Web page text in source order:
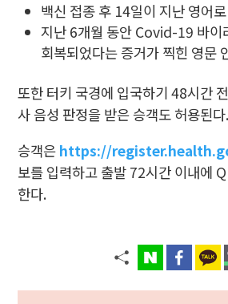
백신 접종 후 14일이 지난 영어
지난 6개월 동안 Covid-19 바이
회복되었다는 증거가 찍힌 영문
또한 터키 국경에 입국하기 48시간
사 음성 판정을 받은 승객도 허용된다.
승객은 https://
보를 입력하고 출발 72시간 이내에
한다.